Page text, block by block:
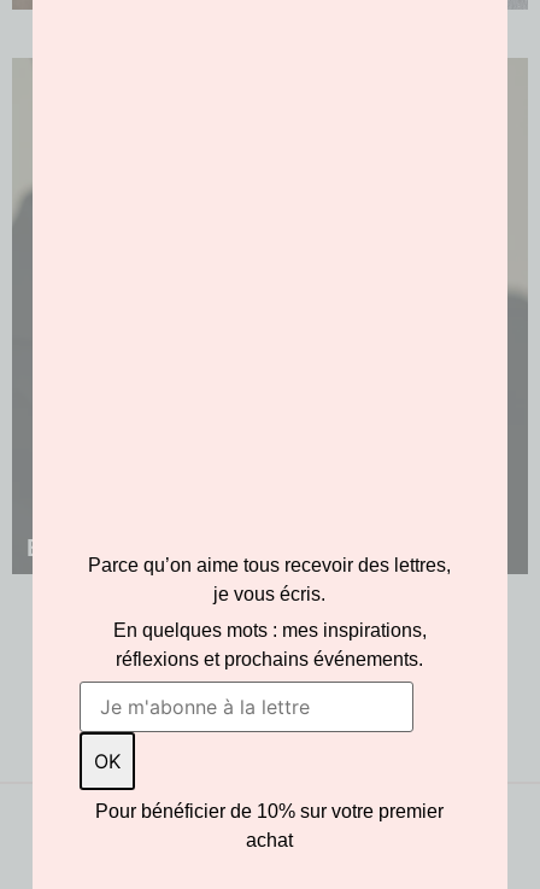
BOUTONS DE MANCHETTE
Parce qu’on aime tous recevoir des lettres,
je vous écris.
En quelques mots : mes inspirations,
réflexions et prochains événements.
Pour bénéficier de 10% sur votre premier
achat